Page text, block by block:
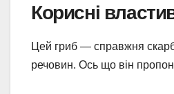
Корисні
Цей гриб — справжня
речовин. Ось що він